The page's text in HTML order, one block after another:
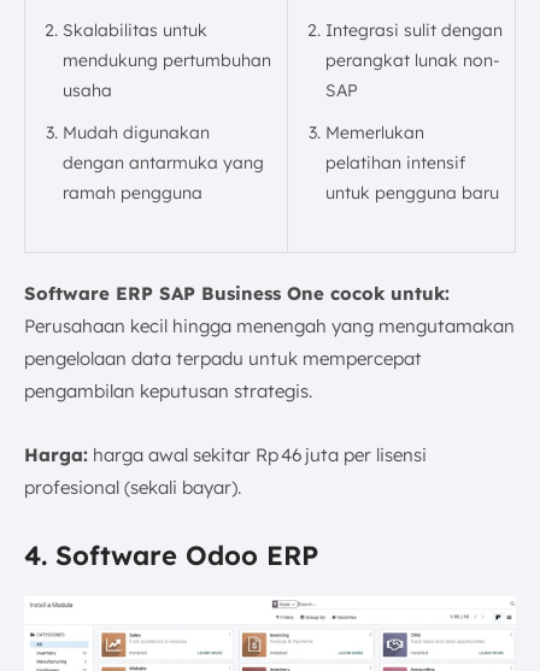
Skalabilitas untuk
mendukung pertumbuhan
usaha
Mudah digunakan
dengan antarmuka yang
ramah pengguna
Integrasi sulit dengan
perangkat lunak non-
SAP
Memerlukan
pelatihan intensif
untuk pengguna baru
Software ERP SAP Business One cocok untuk:
Perusahaan kecil hingga menengah yang mengutamakan
pengelolaan data terpadu untuk mempercepat
pengambilan keputusan strategis.
Harga: harga awal sekitar Rp 46 juta per lisensi
profesional (sekali bayar).
4. Software Odoo ERP